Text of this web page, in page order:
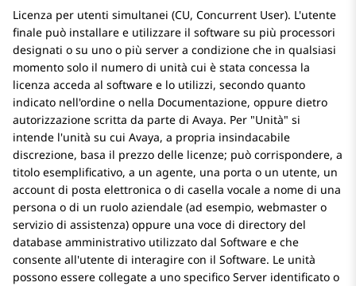
Licenza per utenti simultanei (CU, Concurrent User). L'utente
finale può installare e utilizzare il software su più processori
designati o su uno o più server a condizione che in qualsiasi
momento solo il numero di unità cui è stata concessa la
licenza acceda al software e lo utilizzi, secondo quanto
indicato nell'ordine o nella Documentazione, oppure dietro
autorizzazione scritta da parte di Avaya. Per Unità si
intende l'unità su cui Avaya, a propria insindacabile
discrezione, basa il prezzo delle licenze; può corrispondere, a
titolo esemplificativo, a un agente, una porta o un utente, un
account di posta elettronica o di casella vocale a nome di una
persona o di un ruolo aziendale (ad esempio, webmaster o
servizio di assistenza) oppure una voce di directory del
database amministrativo utilizzato dal Software e che
consente all'utente di interagire con il Software. Le unità
possono essere collegate a uno specifico Server identificato o